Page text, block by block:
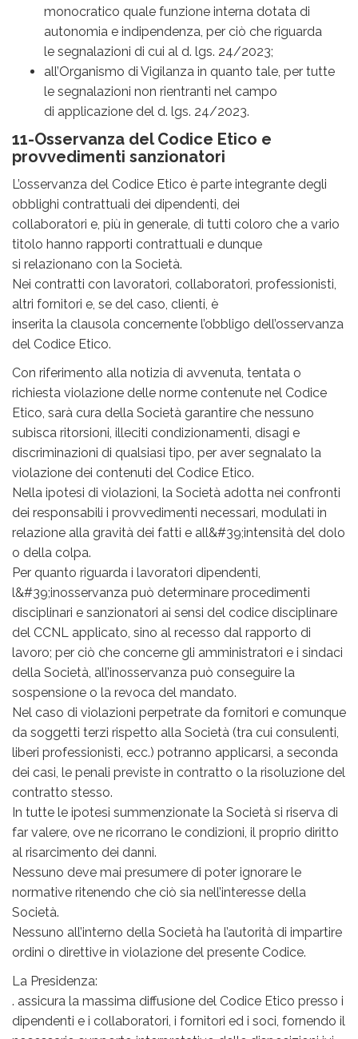
monocratico quale funzione interna dotata di
autonomia e indipendenza, per ciò che riguarda
le segnalazioni di cui al d. lgs. 24/2023;
all’Organismo di Vigilanza in quanto tale, per tutte
le segnalazioni non rientranti nel campo
di applicazione del d. lgs. 24/2023.
11-Osservanza del Codice Etico e
provvedimenti sanzionatori
L’osservanza del Codice Etico è parte integrante degli
obblighi contrattuali dei dipendenti, dei
collaboratori e, più in generale, di tutti coloro che a vario
titolo hanno rapporti contrattuali e dunque
si relazionano con la Società.
Nei contratti con lavoratori, collaboratori, professionisti,
altri fornitori e, se del caso, clienti, è
inserita la clausola concernente l’obbligo dell’osservanza
del Codice Etico.
Con riferimento alla notizia di avvenuta, tentata o
richiesta violazione delle norme contenute nel Codice
Etico, sarà cura della Società garantire che nessuno
subisca ritorsioni, illeciti condizionamenti, disagi e
discriminazioni di qualsiasi tipo, per aver segnalato la
violazione dei contenuti del Codice Etico.
Nella ipotesi di violazioni, la Società adotta nei confronti
dei responsabili i provvedimenti necessari, modulati in
relazione alla gravità dei fatti e all&#39;intensità del dolo
o della colpa.
Per quanto riguarda i lavoratori dipendenti,
l&#39;inosservanza può determinare procedimenti
disciplinari e sanzionatori ai sensi del codice disciplinare
del CCNL applicato, sino al recesso dal rapporto di
lavoro; per ciò che concerne gli amministratori e i sindaci
della Società, all’inosservanza può conseguire la
sospensione o la revoca del mandato.
Nel caso di violazioni perpetrate da fornitori e comunque
da soggetti terzi rispetto alla Società (tra cui consulenti,
liberi professionisti, ecc.) potranno applicarsi, a seconda
dei casi, le penali previste in contratto o la risoluzione del
contratto stesso.
In tutte le ipotesi summenzionate la Società si riserva di
far valere, ove ne ricorrano le condizioni, il proprio diritto
al risarcimento dei danni.
Nessuno deve mai presumere di poter ignorare le
normative ritenendo che ciò sia nell’interesse della
Società.
Nessuno all’interno della Società ha l’autorità di impartire
ordini o direttive in violazione del presente Codice.
La Presidenza:
. assicura la massima diffusione del Codice Etico presso i
dipendenti e i collaboratori, i fornitori ed i soci, fornendo il